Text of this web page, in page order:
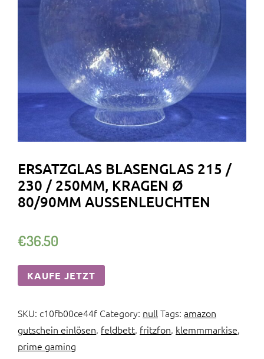
ERSATZGLAS BLASENGLAS 215 /
230 / 250MM, KRAGEN Ø
80/90MM AUSSENLEUCHTEN
€36.50
KAUFE JETZT
SKU: c10fb00ce44f Category: nullTags: amazon
gutschein einlösen, feldbett, fritzfon, klemmmarkise,
prime gaming